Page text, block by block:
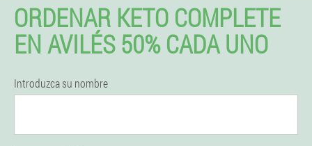
ORDENAR KETO COMPLETE
EN AVILÉS 50% CADA UNO
Introduzca su nombre